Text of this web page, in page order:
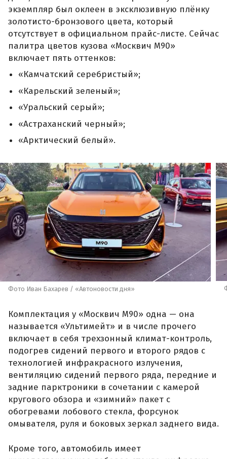
экземпляр был оклеен в эксклюзивную плёнку
золотисто-бронзового цвета, который
отсутствует в официальном прайс-листе. Сейчас
палитра цветов кузова «Москвич М90»
включает пять оттенков:
«Камчатский серебристый»;
«Карельский зеленый»;
«Уральский серый»;
«Астраханский черный»;
«Арктический белый».
Фото Иван Бахарев / «Автоновости дня»
Комплектация у «Москвич М90» одна — она
называется «Ультимейт» и в числе прочего
включает в себя трехзонный климат-контроль,
подогрев сидений первого и второго рядов с
технологией инфракрасного излучения,
вентиляцию сидений первого ряда, передние и
задние парктроники в сочетании с камерой
кругового обзора и «зимний» пакет с
обогревами лобового стекла, форсунок
омывателя, руля и боковых зеркал заднего вида.
Кроме того, автомобиль имеет